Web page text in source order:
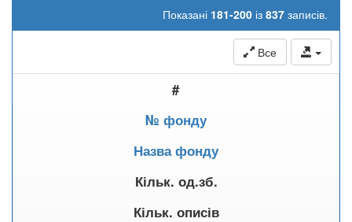
Показані 181-200 із 837 записів.
Все
#
№ фонду
Назва фонду
Кільк. од.зб.
Кільк. описів